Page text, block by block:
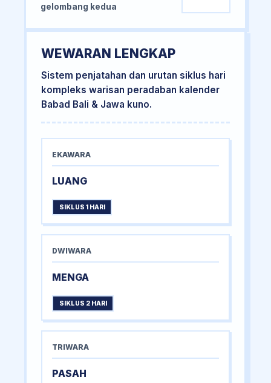
gelombang kedua
WEWARAN LENGKAP
Sistem penjatahan dan urutan siklus hari
kompleks warisan peradaban kalender
Babad Bali & Jawa kuno.
EKAWARA
LUANG
SIKLUS 1 HARI
DWIWARA
MENGA
SIKLUS 2 HARI
TRIWARA
PASAH